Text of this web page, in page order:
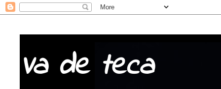
Va de teca